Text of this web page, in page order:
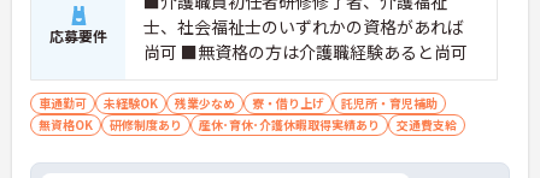
応募要件
士、社会福祉士のいずれかの資格があれば
尚可 ■無資格の方は介護職経験あると尚可
車通勤可 未経験OK 残業少なめ 寮・借り上げ
託児所・育児補助
無資格OK
研修制度あり 産休･育休･介護休暇取得実績あり 交通費支給